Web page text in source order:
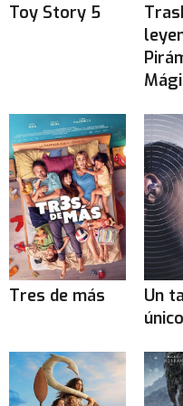
Toy Story 5
Tres de más
Un
único